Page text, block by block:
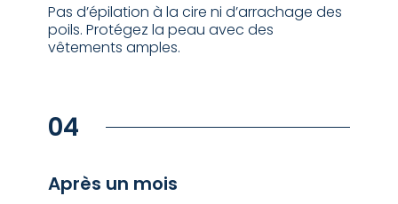
Pas d’épilation à la cire ni d’arrachage des
poils. Protégez la peau avec des
vêtements amples.
04
⁠Après un mois